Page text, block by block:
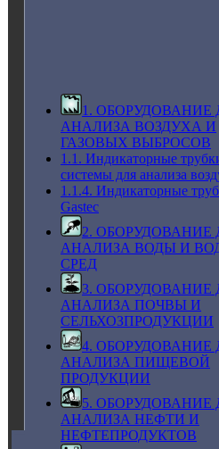
1. ОБОРУДОВАНИЕ
АНАЛИЗА ВОЗДУХА И
ГАЗОВЫХ ВЫБРОСОВ
1.1. Индикаторные
системы для анализа
1.1.4. Индикаторные
Gastec
2. ОБОРУДОВАНИЕ
АНАЛИЗА ВОДЫ И
СРЕД
3. ОБОРУДОВАНИЕ
АНАЛИЗА ПОЧВЫ И
СЕЛЬХОЗПРОДУКЦИИ
4. ОБОРУДОВАНИЕ
АНАЛИЗА ПИЩЕВОЙ
ПРОДУКЦИИ
5. ОБОРУДОВАНИЕ
АНАЛИЗА НЕФТИ И
НЕФТЕПРОДУКТОВ